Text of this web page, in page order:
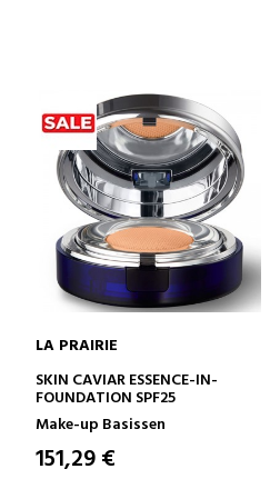
IN WINKELWAGEN
LA PRAIRIE
SKIN CAVIAR ESSENCE-IN-
FOUNDATION SPF25
Make-up Basissen
151,29 €